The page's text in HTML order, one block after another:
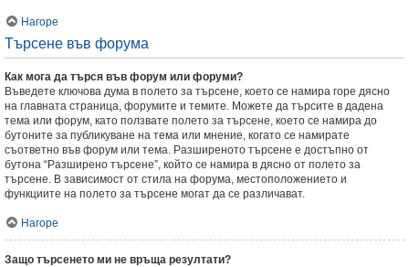
Нагоре
Търсене във форума
Как мога да търся във форум или форуми?
Въведете ключова дума в полето за търсене, което се намира горе дясно
на главната страница, форумите и темите. Можете да търсите в дадена
тема или форум, като ползвате полето за търсене, което се намира до
бутоните за публикуване на тема или мнение, когато се намирате
съответно във форум или тема. Разширеното търсене е достъпно от
бутона “Разширено търсене”, който се намира в дясно от полето за
търсене. В зависимост от стила на форума, местоположението и
функциите на полето за търсене могат да се различават.
Нагоре
Защо търсенето ми не връща резултати?